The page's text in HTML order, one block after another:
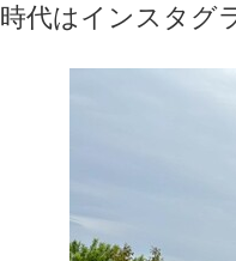
時代はインスタグ